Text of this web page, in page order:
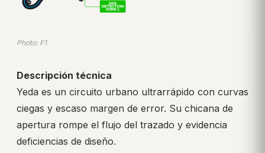
Photo: F1
Descripción técnica
Yeda es un circuito urbano ultrarrápido con curvas
ciegas y escaso margen de error. Su chicana de
apertura rompe el flujo del trazado y evidencia
deficiencias de diseño.